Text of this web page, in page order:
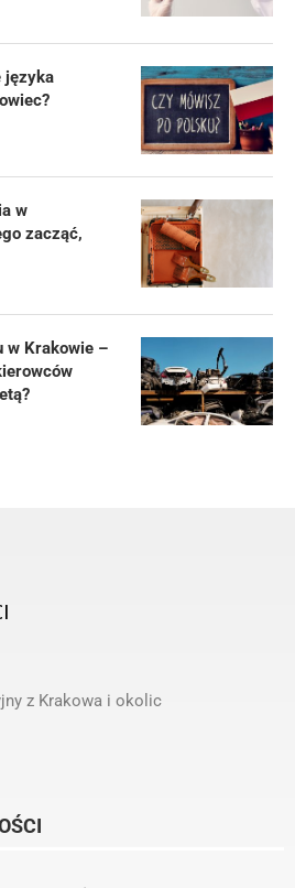
języka
w
zacząć,
w Krakowie –
z Krakowa i okolic